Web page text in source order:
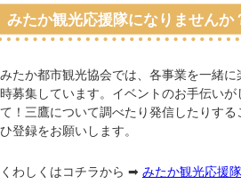
みたか観光応援隊になりませんか
みたか都市観光協会では、各事業を一緒
時募集しています。イベントのお手伝い
て！三鷹について調べたり発信したりす
ひ登録をお願いします。
くわしくはコチラから ➡ みたか観光応援隊